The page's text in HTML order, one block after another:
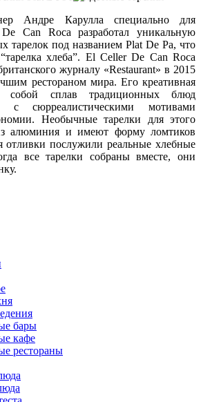
Андре Карулла специально для
Can Roca разработал уникальную
тарелок под названием Plat De Pa, что
хлеба”. El Celler De Can Roca
журналу «Restaurant» в 2015
рестораном мира. Его креативная
собой сплав традиционных блюд
с сюрреалистическими мотивами
Необычные тарелки для этого
алюминия и имеют форму ломтиков
отливки послужили реальные хлебные
все тарелки собраны вместе, они
бары
кафе
рестораны